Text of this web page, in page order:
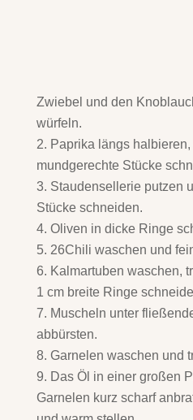
Zwiebel und den
würfeln.
Paprika längs
mundgerechte Stücke
Staudensellerie putzen
Stücke schneiden.
Oliven in dicke Ringe
26Chili waschen und
Kalmartuben waschen,
1 cm breite Ringe
Muscheln unter
abbürsten.
Garnelen waschen und
Das Öl in einer großen
Garnelen kurz scharf